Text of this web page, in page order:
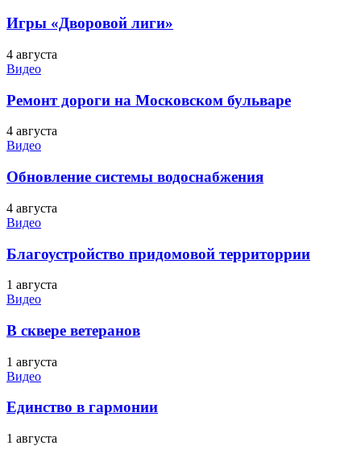
Игры «Дворовой лиги»
4 августа
Видео
Ремонт дороги на Московском бульваре
4 августа
Видео
Обновление системы водоснабжения
4 августа
Видео
Благоустройство придомовой территоррии
1 августа
Видео
В сквере ветеранов
1 августа
Видео
Единство в гармонии
1 августа